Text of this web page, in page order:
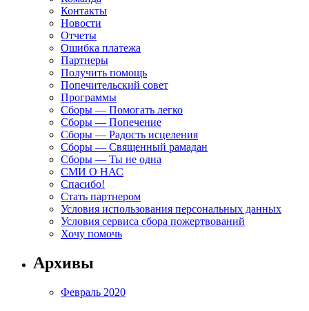
Контакты
Новости
Отчеты
Ошибка платежа
Партнеры
Получить помощь
Попечительский совет
Программы
Сборы — Помогать легко
Сборы — Попечение
Сборы — Радость исцеления
Сборы — Священный рамадан
Сборы — Ты не одна
СМИ О НАС
Спасибо!
Стать партнером
Условия использования персональных данных
Условия сервиса сбора пожертвований
Хочу помочь
Архивы
Февраль 2020